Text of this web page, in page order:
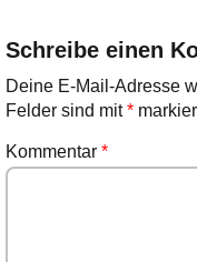
Schreibe einen
Deine E-Mail-Adresse
Felder sind mit*
Kommentar *